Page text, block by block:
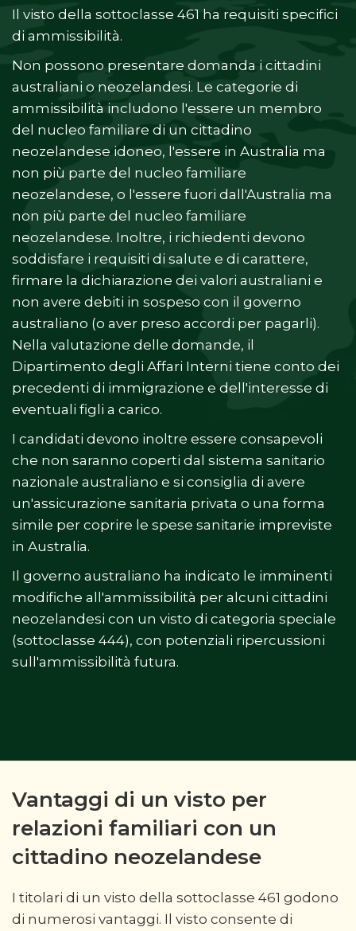
Il visto della sottoclasse 461 ha requisiti specifici
di ammissibilità.
Non possono presentare domanda i cittadini
australiani o neozelandesi. Le categorie di
ammissibilità includono l'essere un membro
del nucleo familiare di un cittadino
neozelandese idoneo, l'essere in Australia ma
non più parte del nucleo familiare
neozelandese, o l'essere fuori dall'Australia ma
non più parte del nucleo familiare
neozelandese. Inoltre, i richiedenti devono
soddisfare i requisiti di salute e di carattere,
firmare la dichiarazione dei valori australiani e
non avere debiti in sospeso con il governo
australiano (o aver preso accordi per pagarli).
Nella valutazione delle domande, il
Dipartimento degli Affari Interni tiene conto dei
precedenti di immigrazione e dell'interesse di
eventuali figli a carico.
I candidati devono inoltre essere consapevoli
che non saranno coperti dal sistema sanitario
nazionale australiano e si consiglia di avere
un'assicurazione sanitaria privata o una forma
simile per coprire le spese sanitarie impreviste
in Australia.
Il governo australiano ha indicato le imminenti
modifiche all'ammissibilità per alcuni cittadini
neozelandesi con un visto di categoria speciale
(sottoclasse 444), con potenziali ripercussioni
sull'ammissibilità futura.
Vantaggi di un visto per
relazioni familiari con un
cittadino neozelandese
I titolari di un visto della sottoclasse 461 godono
di numerosi vantaggi. Il visto consente di